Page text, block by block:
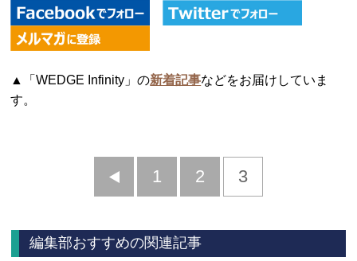
▲「WEDGE Infinity」の新着記事などをお届けしていま
す。
前
1 2 3
編集部おすすめの関連記事